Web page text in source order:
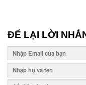
ĐỂ LẠI LỜI